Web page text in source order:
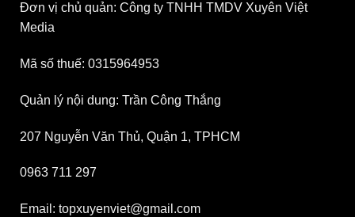
Đơn vị chủ quản: Công ty TNHH TMDV Xuyên Việt
Media
Mã số thuế: 0315964953
Quản lý nội dung: Trần Công Thắng
207 Nguyễn Văn Thủ, Quận 1, TPHCM
0963 711 297
Email: topxuyenviet@gmail.com